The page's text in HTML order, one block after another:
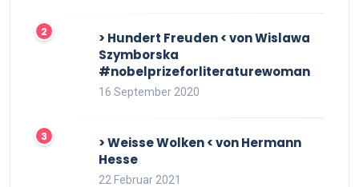
> Hundert Freuden < von Wislawa
Szymborska
#nobelprizeforliteraturewoman
16 September 2020
> Weisse Wolken < von Hermann
Hesse
22 Februar 2021